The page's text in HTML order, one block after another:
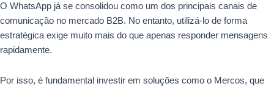
O WhatsApp já se consolidou como um dos principais canais de
comunicação no mercado B2B. No entanto, utilizá-lo de forma
estratégica exige muito mais do que apenas responder mensagens
rapidamente.
Por isso, é fundamental investir em soluções como o Mercos, que